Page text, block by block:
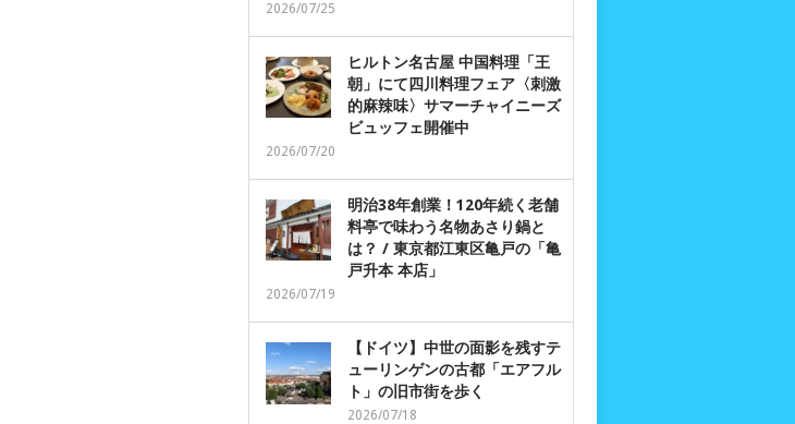
2026/07/25
ヒルトン名古屋 中国料理「王
朝」にて四川料理フェア〈刺激
的麻辣味〉サマーチャイニーズ
ビュッフェ開催中
2026/07/20
明治38年創業！120年続く老舗
料亭で味わう名物あさり鍋と
は？ / 東京都江東区亀戸の「亀
戸升本 本店」
2026/07/19
【ドイツ】中世の面影を残すテ
ューリンゲンの古都「エアフル
ト」の旧市街を歩く
2026/07/18